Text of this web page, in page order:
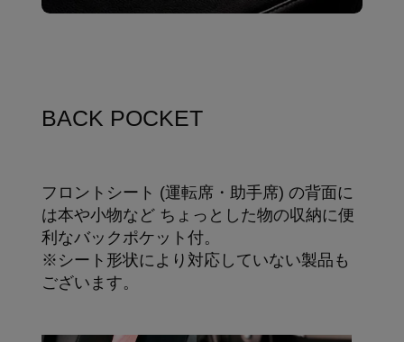
BACK POCKET
フロントシート (運転席・助手席) の背面に
は本や小物など ちょっとした物の収納に便
利なバックポケット付。
※シート形状により対応していない製品も
ございます。